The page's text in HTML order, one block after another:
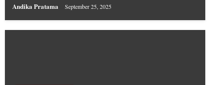
Andika Pratama September 25, 2025